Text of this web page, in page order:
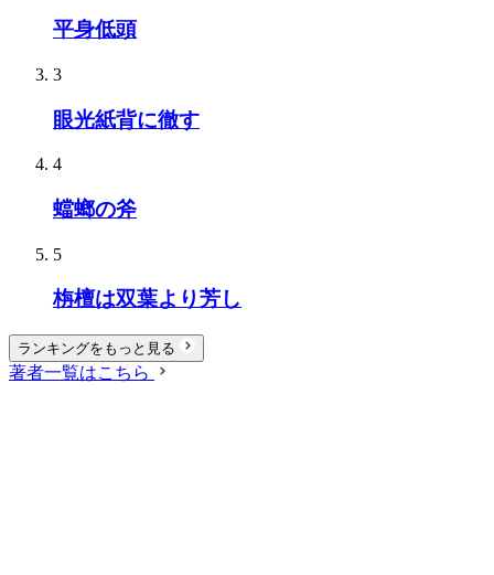
平身低頭
3
眼光紙背に徹す
4
蟷螂の斧
5
栴檀は双葉より芳し
ランキングをもっと見る
著者一覧はこちら